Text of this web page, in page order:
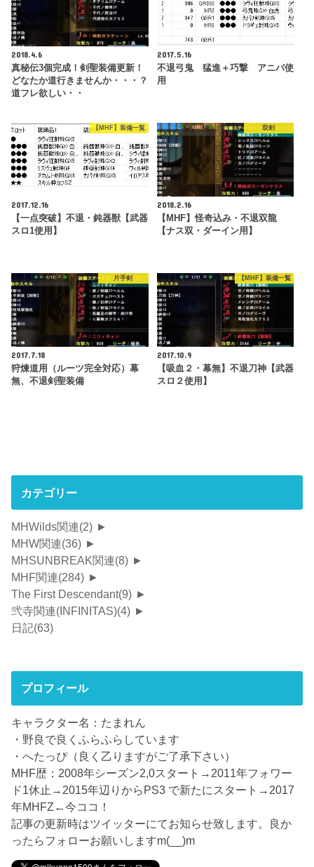
2018.4.6
真秘伝3個完成！剣聖装備更新！
どなたか道行きませんか・・・？
道フレ欲しい・・
2017.5.16
不退弓鬼 猛進＋巧撃 アニバ使
用
【MHF】装備一覧
2017.12.16
【一点突破】不退・鈍器獣【武器
スロ1使用】
双剣
2018.2.16
【MHF】怪奇込み・不退双龍
【ナス双・ダーイン用】
片手剣
2017.7.18
狩煉道用（ルーツ完全対応）幕
無、不退剣聖装備
【MHF】装備一覧
2017.10.9
【吸血２・幕無】不退刀神【武器
スロ２使用】
カテゴリー
MHWilds関連(2) ►
MHW関連(36) ►
MHSUNBREAK関連(8) ►
MHF関連(284) ►
The First Descendant(9) ►
弐寺関連(INFINITAS)(4) ►
日記(63)
プロフィール
キャラクター名：たまれん
・野良で良くふらふらしています
・へたっぴ（良く乙りますがご了承下さい）
MHF歴：2008年シーズン2,0スタート→2011年フォワー
ド1休止→2015年辺りからPS3 で新たにスタート→2017
年MHFZ←今ココ！
記事の更新時はツイッターにてお知らせ致します。良か
ったらフォローお願いしますm(__)m